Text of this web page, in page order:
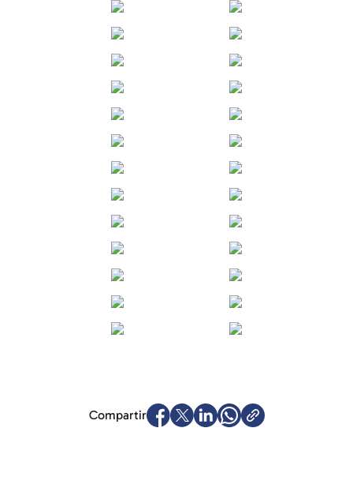
Compartir